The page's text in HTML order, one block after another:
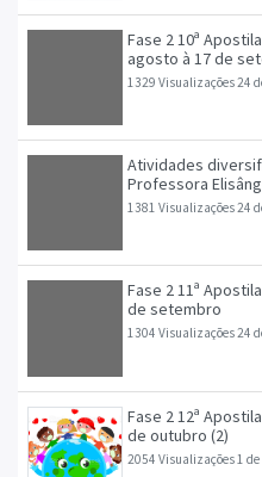
Fase 2 10ª Apostila - Professora Elisângela De 30 de
agosto à 17 de
1329 Visualizações24
Atividades diversificadas
1381 Visualizações24
Fase 2 11ª Apostila - Professora Elisângela De 20 à 28
de setembro
1304 Visualizações24
Fase 2 12ª Apostila - Professora Elisângela De 29 à 08
de outubro (2)
2054 Visualizações 1